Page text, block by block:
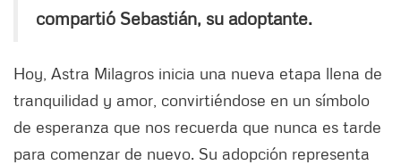
compartió Sebastián, su adoptante.
Hoy, Astra Milagros inicia una nueva etapa llena de
tranquilidad y amor, convirtiéndose en un símbolo
de esperanza que nos recuerda que nunca es tarde
para comenzar de nuevo. Su adopción representa